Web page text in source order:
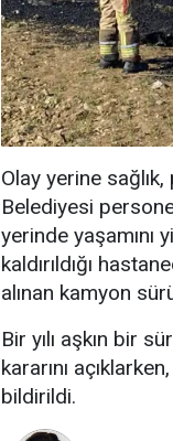
Olay yerine
Belediyesi
yerinde yaşamını
kaldırıldığı
alınan kamyon
Bir yılı aşkın bir
kararını
bildirildi.